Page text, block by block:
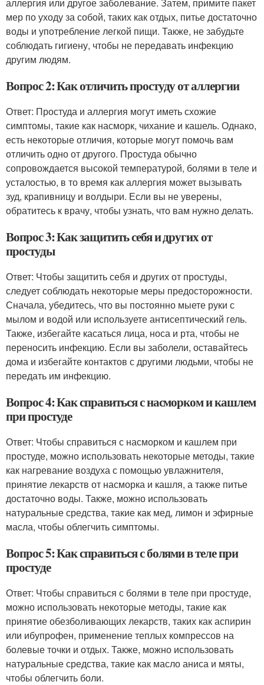
мер по уходу за собой, таких как отдых, питье достаточно
воды и употребление легкой пищи. Также, не забудьте
соблюдать гигиену, чтобы не передавать инфекцию
другим людям.
Вопрос 2: Как отличить простуду от аллергии
Ответ: Простуда и аллергия могут иметь схожие
симптомы, такие как насморк, чихание и кашель. Однако,
есть некоторые отличия, которые могут помочь вам
отличить одно от другого. Простуда обычно
сопровождается высокой температурой, болями в теле и
усталостью, в то время как аллергия может вызывать
зуд, крапивницу и волдыри. Если вы не уверены,
обратитесь к врачу, чтобы узнать, что вам нужно делать.
Вопрос 3: Как защитить себя и других от
простуды
Ответ: Чтобы защитить себя и других от простуды,
следует соблюдать некоторые меры предосторожности.
Сначала, убедитесь, что вы постоянно мыете руки с
мылом и водой или используете антисептический гель.
Также, избегайте касаться лица, носа и рта, чтобы не
переносить инфекцию. Если вы заболели, оставайтесь
дома и избегайте контактов с другими людьми, чтобы не
передать им инфекцию.
Вопрос 4: Как справиться с насморком и кашлем
при простуде
Ответ: Чтобы справиться с насморком и кашлем при
простуде, можно использовать некоторые методы, такие
как нагревание воздуха с помощью увлажнителя,
принятие лекарств от насморка и кашля, а также питье
достаточно воды. Также, можно использовать
натуральные средства, такие как мед, лимон и эфирные
масла, чтобы облегчить симптомы.
Вопрос 5: Как справиться с болями в теле при
простуде
Ответ: Чтобы справиться с болями в теле при простуде,
можно использовать некоторые методы, такие как
принятие обезболивающих лекарств, таких как аспирин
или ибупрофен, применение теплых компрессов на
болевые точки и отдых. Также, можно использовать
натуральные средства, такие как масло аниса и мяты,
чтобы облегчить боли.